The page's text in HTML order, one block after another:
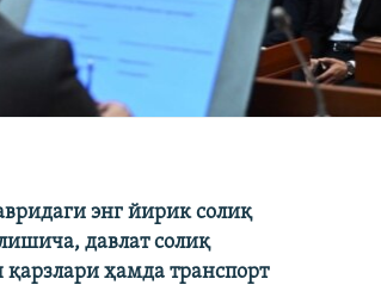
энг йирик солиқ
давлат солиқ
ҳамда транспорт